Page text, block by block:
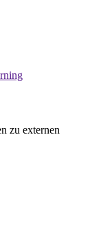
zu externen